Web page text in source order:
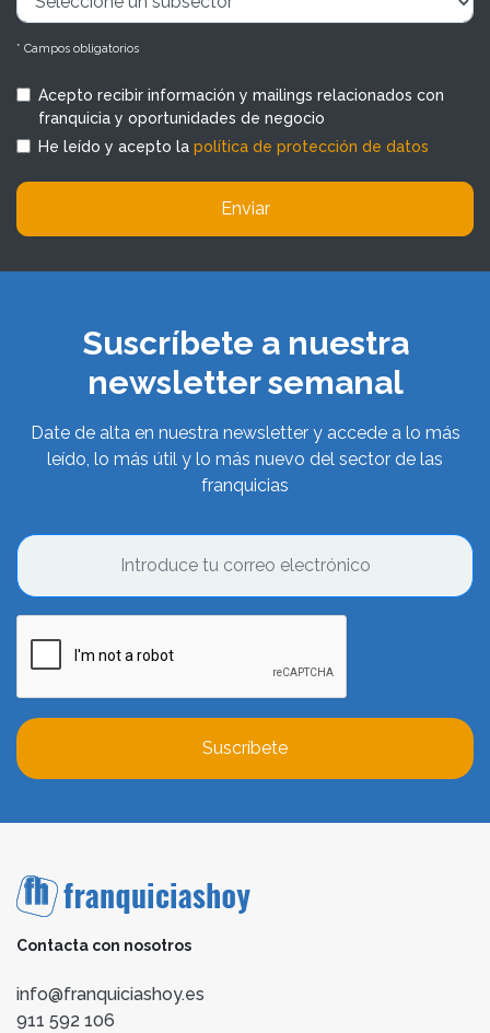
* Campos obligatorios
Acepto recibir información y mailings relacionados con
franquicia y oportunidades de negocio
He leído y acepto la política de protección de datos
Enviar
Suscríbete a nuestra
newsletter semanal
Date de alta en nuestra newsletter y accede a lo más
leído, lo más útil y lo más nuevo del sector de las
franquicias
Suscríbete
Contacta con nosotros
info@franquiciashoy.es
911 592 106